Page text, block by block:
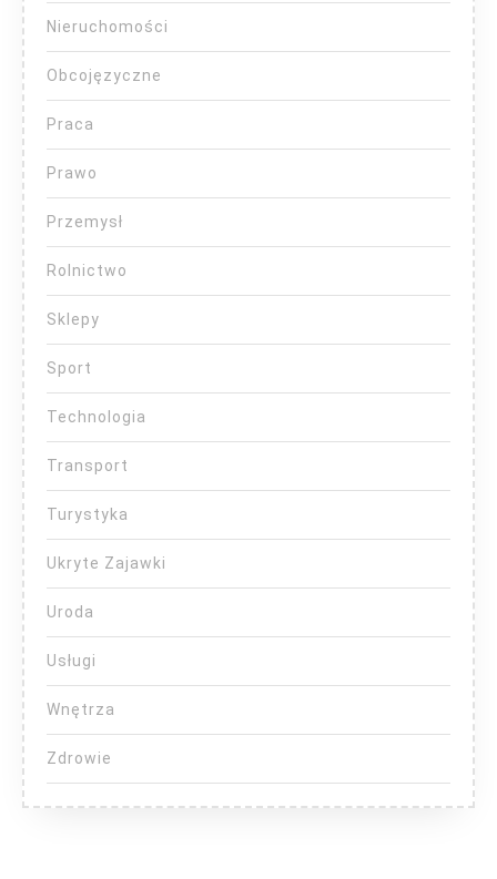
Nieruchomości
Obcojęzyczne
Praca
Prawo
Przemysł
Rolnictwo
Sklepy
Sport
Technologia
Transport
Turystyka
Ukryte Zajawki
Uroda
Usługi
Wnętrza
Zdrowie